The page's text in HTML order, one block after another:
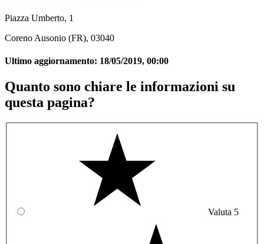
Piazza Umberto, 1
Coreno Ausonio (FR), 03040
Ultimo aggiornamento: 18/05/2019, 00:00
Quanto sono chiare le informazioni su
questa pagina?
Valuta 5